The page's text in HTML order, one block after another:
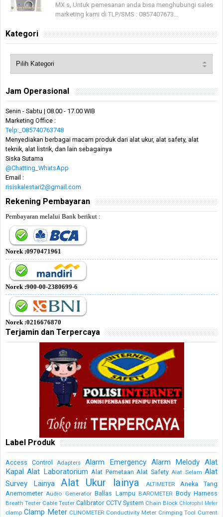
MX s, Untuk pemesanan anda bisa menghubungi sales
marketing kami di TLP/SMS : 0857407673...
Kategori
Jam Operasional
Senin - Sabtu | 08.00 - 17.00 WIB
Marketing Office :
Telp:_085740763748
Menyediakan berbagai macam produk dari alat ukur, alat safety, alat
teknik, alat listrik, dan lain sebagainya
Siska Sutama
@Chatting_WhatsApp
Email :
risiskalestari2@gmail.com
Rekening Pembayaran
Pembayaran melalui Bank berikut :
Norek :0970471961
Norek :900-00-2380699-6
Norek :0216676870
Terjamin dan Terpercaya
Label Produk
Access Control Adapters Alarm Emergency Alarm Melody Alat
Kapal Alat Laboratorium Alat Pemetaan Alat Safety Alat Selam Alat
Survey Lainya
Alat Ukur lainya ALTIMETER
Aneka Tang
Anemometer Audio Generator Ballas Lampu BAROMETER Body Harness
Breath Tester Cable Tester Calibrator CCTV System Chain Block Chlorophil Meter
clamp Clamp Meter CLINOMETER Conductivity Meter Crimping Tool Current